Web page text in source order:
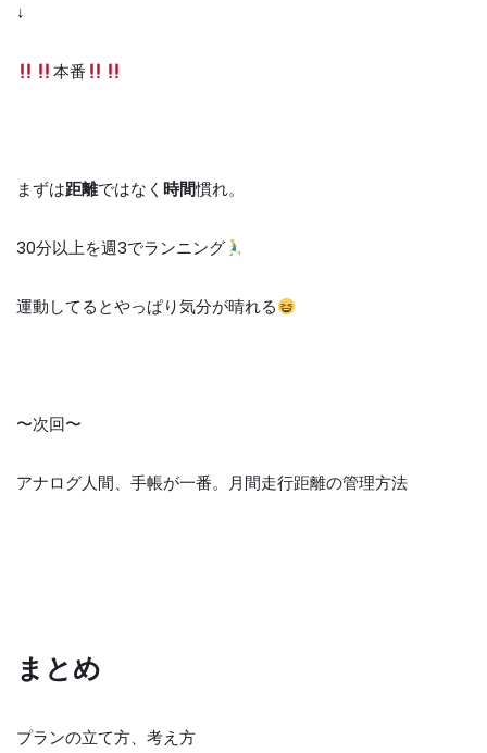
↓
本番
まずは距離ではなく 時間慣れ。
30分以上を週3でランニング
運動してるとやっぱり気分が晴れる
〜次回〜
アナログ人間、手帳が一番。月間走行距離の管理方法
まとめ
プランの立て方、考え方